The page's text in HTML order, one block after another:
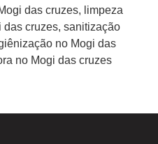
das cruzes, limpeza
cruzes, sanitização
no Mogi das
no Mogi das cruzes